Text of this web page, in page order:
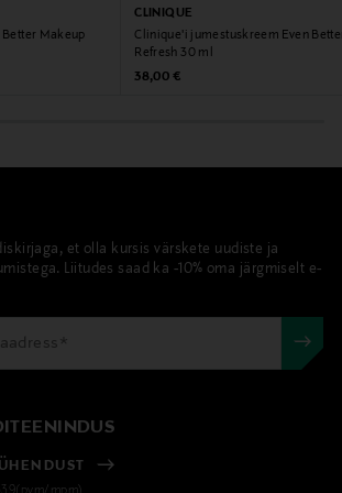
Makeup
CLINIQUE
Clinique'i jumestuskreem Even
Refresh 30 ml
Original Price
38,00 €
et olla kursis värskete uudiste ja
Liitudes saad ka -10% oma järgmiselt e-